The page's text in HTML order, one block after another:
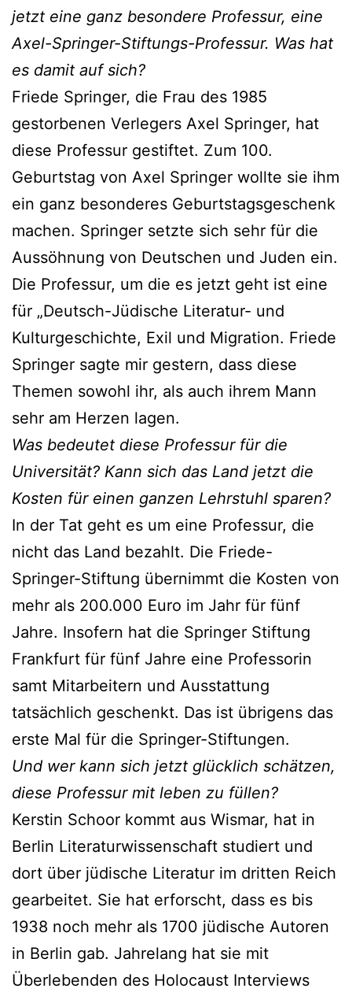
jetzt eine ganz besondere Professur, eine
Axel-Springer-Stiftungs-Professur. Was hat
es damit auf sich?
Friede Springer, die Frau des 1985
gestorbenen Verlegers Axel Springer, hat
diese Professur gestiftet. Zum 100.
Geburtstag von Axel Springer wollte sie ihm
ein ganz besonderes Geburtstagsgeschenk
machen. Springer setzte sich sehr für die
Aussöhnung von Deutschen und Juden ein.
Die Professur, um die es jetzt geht ist eine
für „Deutsch-Jüdische Literatur- und
Kulturgeschichte, Exil und Migration. Friede
Springer sagte mir gestern, dass diese
Themen sowohl ihr, als auch ihrem Mann
sehr am Herzen lagen.
Was bedeutet diese Professur für die
Universität? Kann sich das Land jetzt die
Kosten für einen ganzen Lehrstuhl sparen?
In der Tat geht es um eine Professur, die
nicht das Land bezahlt. Die Friede-
Springer-Stiftung übernimmt die Kosten von
mehr als 200.000 Euro im Jahr für fünf
Jahre. Insofern hat die Springer Stiftung
Frankfurt für fünf Jahre eine Professorin
samt Mitarbeitern und Ausstattung
tatsächlich geschenkt. Das ist übrigens das
erste Mal für die Springer-Stiftungen.
Und wer kann sich jetzt glücklich schätzen,
diese Professur mit leben zu füllen?
Kerstin Schoor kommt aus Wismar, hat in
Berlin Literaturwissenschaft studiert und
dort über jüdische Literatur im dritten Reich
gearbeitet. Sie hat erforscht, dass es bis
1938 noch mehr als 1700 jüdische Autoren
in Berlin gab. Jahrelang hat sie mit
Überlebenden des Holocaust Interviews